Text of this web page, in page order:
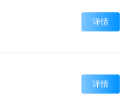
详情
详情